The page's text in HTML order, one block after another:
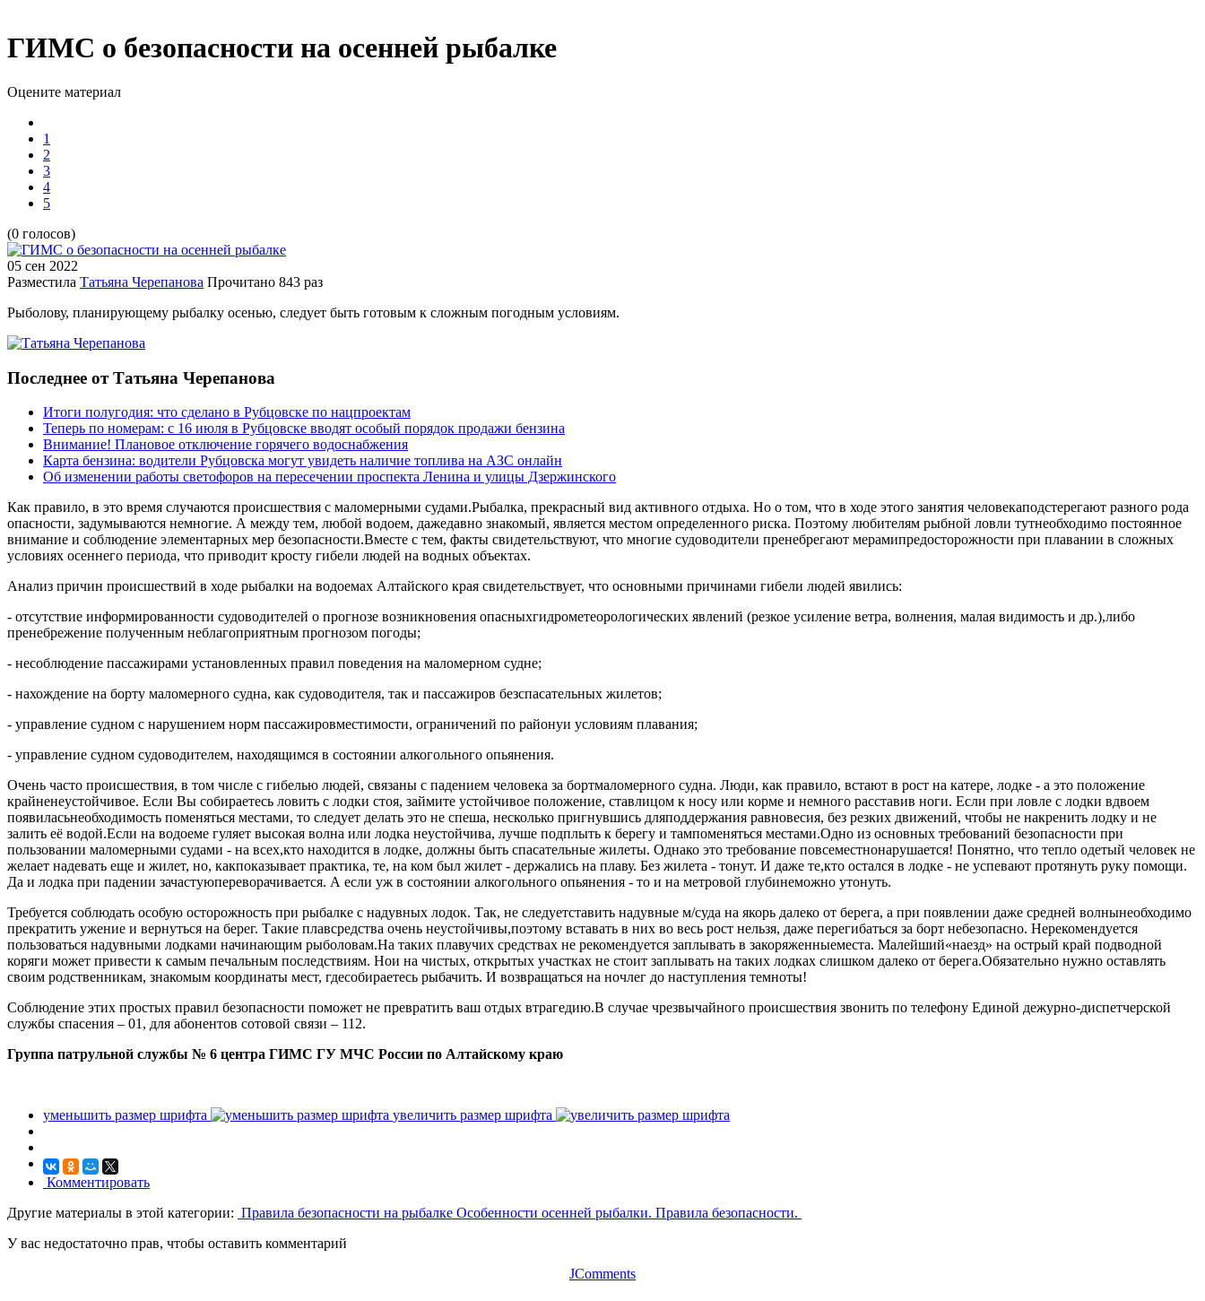
ГИМС о безопасности на осенней рыбалке
Оцените материал
1
2
3
4
5
(0 голосов)
05 сен 2022
Разместила Татьяна Черепанова Прочитано 843 раз
Рыболову, планирующему рыбалку осенью, следует быть готовым к сложным погодным условиям.
Последнее от Татьяна Черепанова
Итоги полугодия: что сделано в Рубцовске по нацпроектам
Теперь по номерам: с 16 июля в Рубцовске вводят особый порядок продажи бензина
Внимание! Плановое отключение горячего водоснабжения
Карта бензина: водители Рубцовска могут увидеть наличие топлива на АЗС онлайн
Об изменении работы светофоров на пересечении проспекта Ленина и улицы Дзержинского
Как правило, в это время случаются происшествия с маломерными судами.Рыбалка, прекрасный вид активного отдыха. Но о том, что в ходе этого занятия человекаподстерегают разного рода
опасности, задумываются немногие. А между тем, любой водоем, дажедавно знакомый, является местом определенного риска. Поэтому любителям рыбной ловли тутнеобходимо постоянное
внимание и соблюдение элементарных мер безопасности.Вместе с тем, факты свидетельствуют, что многие судоводители пренебрегают мерамипредосторожности при плавании в сложных
условиях осеннего периода, что приводит кросту гибели людей на водных объектах.
Анализ причин происшествий в ходе рыбалки на водоемах Алтайского края свидетельствует, что основными причинами гибели людей явились:
- отсутствие информированности судоводителей о прогнозе возникновения опасныхгидрометеорологических явлений (резкое усиление ветра, волнения, малая видимость и др.),либо
пренебрежение полученным неблагоприятным прогнозом погоды;
- несоблюдение пассажирами установленных правил поведения на маломерном судне;
- нахождение на борту маломерного судна, как судоводителя, так и пассажиров безспасательных жилетов;
- управление судном с нарушением норм пассажировместимости, ограничений по районуи условиям плавания;
- управление судном судоводителем, находящимся в состоянии алкогольного опьянения.
Очень часто происшествия, в том числе с гибелью людей, связаны с падением человека за бортмаломерного судна. Люди, как правило, встают в рост на катере, лодке - а это положение
крайненеустойчивое. Если Вы собираетесь ловить с лодки стоя, займите устойчивое положение, ставлицом к носу или корме и немного расставив ноги. Если при ловле с лодки вдвоем
появиласьнеобходимость поменяться местами, то следует делать это не спеша, несколько пригнувшись дляподдержания равновесия, без резких движений, чтобы не накренить лодку и не
залить её водой.Если на водоеме гуляет высокая волна или лодка неустойчива, лучше подплыть к берегу и тампоменяться местами.Одно из основных требований безопасности при
пользовании маломерными судами - на всех,кто находится в лодке, должны быть спасательные жилеты. Однако это требование повсеместнонарушается! Понятно, что тепло одетый человек не
желает надевать еще и жилет, но, какпоказывает практика, те, на ком был жилет - держались на плаву. Без жилета - тонут. И даже те,кто остался в лодке - не успевают протянуть руку помощи.
Да и лодка при падении зачастуюпереворачивается. А если уж в состоянии алкогольного опьянения - то и на метровой глубинеможно утонуть.
Требуется соблюдать особую осторожность при рыбалке с надувных лодок. Так, не следуетставить надувные м/суда на якорь далеко от берега, а при появлении даже средней волнынеобходимо
прекратить ужение и вернуться на берег. Такие плавсредства очень неустойчивы,поэтому вставать в них во весь рост нельзя, даже перегибаться за борт небезопасно. Нерекомендуется
пользоваться надувными лодками начинающим рыболовам.На таких плавучих средствах не рекомендуется заплывать в закоряженныеместа. Малейший«наезд» на острый край подводной
коряги может привести к самым печальным последствиям. Нои на чистых, открытых участках не стоит заплывать на таких лодках слишком далеко от берега.Обязательно нужно оставлять
своим родственникам, знакомым координаты мест, гдесобираетесь рыбачить. И возвращаться на ночлег до наступления темноты!
Соблюдение этих простых правил безопасности поможет не превратить ваш отдых втрагедию.В случае чрезвычайного происшествия звонить по телефону Единой дежурно-диспетчерской
службы спасения – 01, для абонентов сотовой связи – 112.
Группа патрульной службы № 6 центра ГИМС ГУ МЧС России по Алтайскому краю
уменьшить размер шрифта увеличить размер шрифта
Комментировать
Другие материалы в этой категории: Правила безопасности на рыбалке Особенности осенней рыбалки. Правила безопасности.
У вас недостаточно прав, чтобы оставить комментарий
JComments